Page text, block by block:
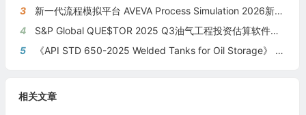
3
新一代流程模拟平台 AVEVA Process Simulation 2026新版本发布
4
S&P Global QUE$TOR 2025 Q3油气工程投资估算软件新版本发布
5
《API STD 650-2025 Welded Tanks for Oil Storage》 《钢制焊接储油罐》（中英文对照版）
相关文章